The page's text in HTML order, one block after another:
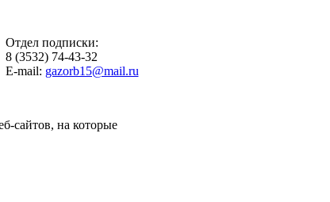
Отдел подписки:
8 (3532) 74-43-32
E-mail: gazorb15@mail.ru
сайтов, на которые